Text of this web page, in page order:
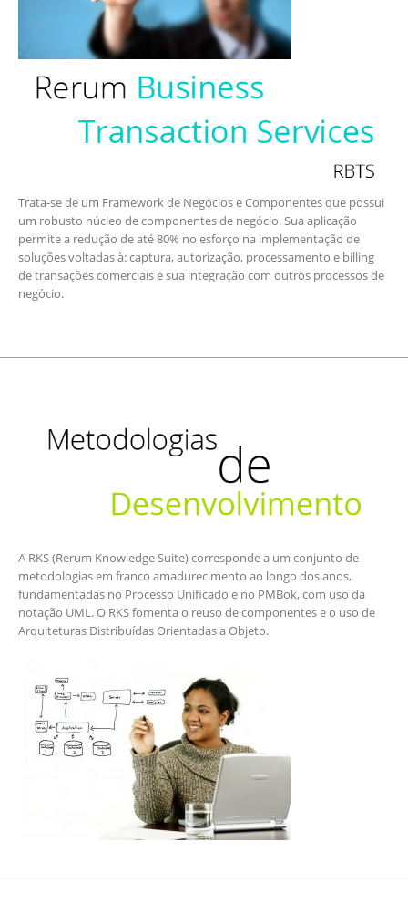
Trata-se de um Framework de Negócios e Componentes que possui
um robusto núcleo de componentes de negócio. Sua aplicação
permite a redução de até 80% no esforço na implementação de
soluções voltadas à: captura, autorização, processamento e billing
de transações comerciais e sua integração com outros processos de
negócio.
A RKS (Rerum Knowledge Suite) corresponde a um conjunto de
metodologias em franco amadurecimento ao longo dos anos,
fundamentadas no Processo Unificado e no PMBok, com uso da
notação UML. O RKS fomenta o reuso de componentes e o uso de
Arquiteturas Distribuídas Orientadas a Objeto.